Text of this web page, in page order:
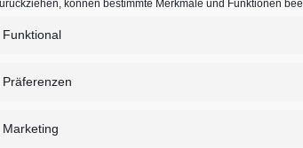
können bestimmte Merkmale und Funktionen
Funktional
Präferenzen
Marketing